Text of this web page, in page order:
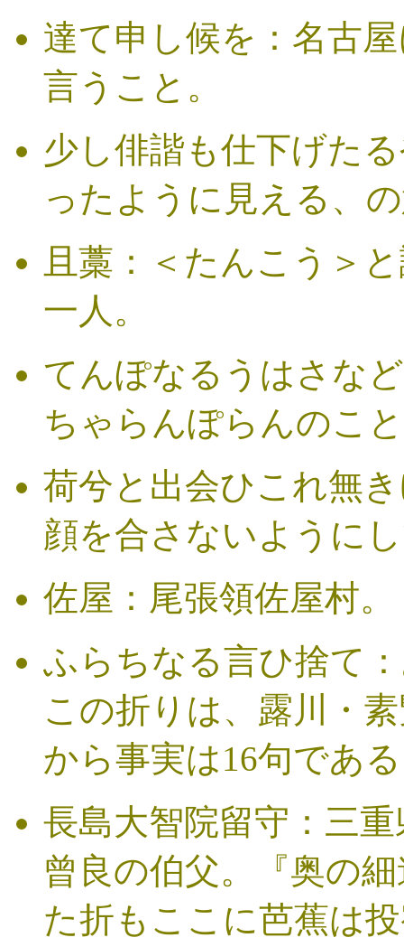
達て申し候を：名古
言うこと。
少し俳諧も仕下げた
ったように見える、
且藁：＜たんこう＞
一人。
てんぽなるうはさな
ちゃらんぽらんのこ
荷兮と出会ひこれ無
顔を合さないように
佐屋：尾張領佐屋村。
ふらちなる言ひ捨て
この折りは、露川・
から事実は16句であ
長島大智院留守：三
曾良の伯父。『奥の
た折もここに芭蕉は